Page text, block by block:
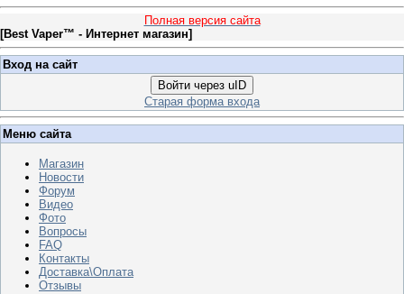
Полная версия сайта
[Best Vaper™ - Интернет магазин]
Вход на сайт
Войти через uID
Старая форма входа
Меню сайта
Магазин
Новости
Форум
Видео
Фото
Вопросы
FAQ
Контакты
Доставка\Оплата
Отзывы